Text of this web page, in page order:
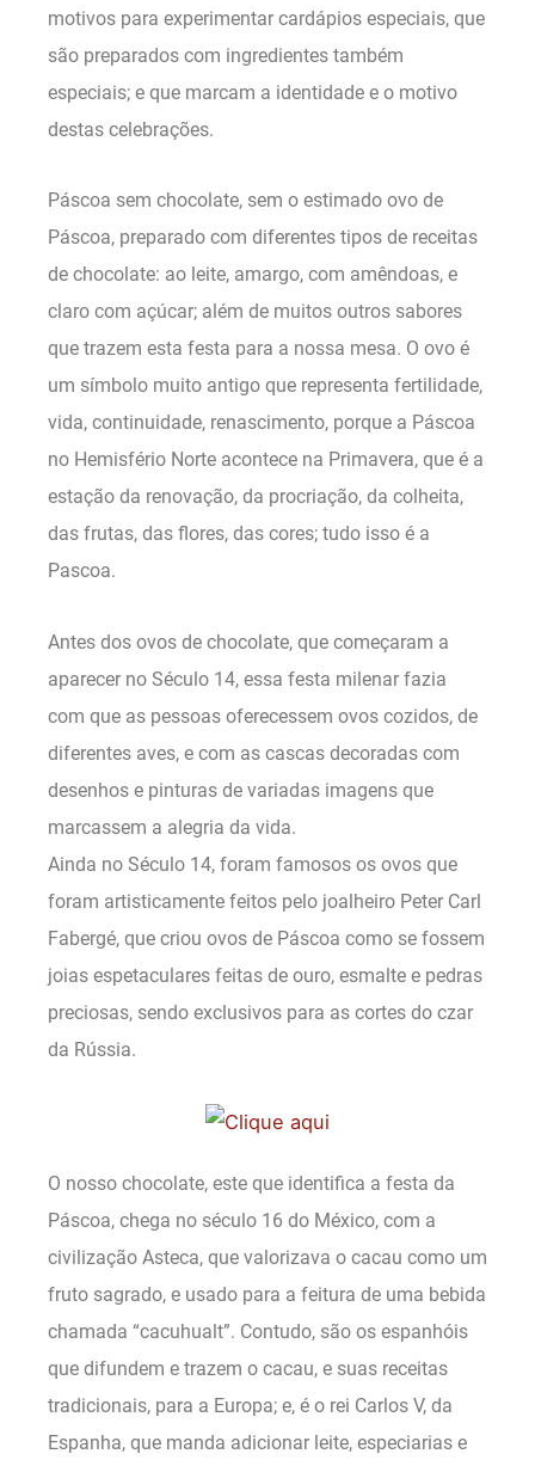
motivos para experimentar cardápios especiais, que
são preparados com ingredientes também
especiais; e que marcam a identidade e o motivo
destas celebrações.
Páscoa sem chocolate, sem o estimado ovo de
Páscoa, preparado com diferentes tipos de receitas
de chocolate: ao leite, amargo, com amêndoas, e
claro com açúcar; além de muitos outros sabores
que trazem esta festa para a nossa mesa. O ovo é
um símbolo muito antigo que representa fertilidade,
vida, continuidade, renascimento, porque a Páscoa
no Hemisfério Norte acontece na Primavera, que é a
estação da renovação, da procriação, da colheita,
das frutas, das flores, das cores; tudo isso é a
Pascoa.
Antes dos ovos de chocolate, que começaram a
aparecer no Século 14, essa festa milenar fazia
com que as pessoas oferecessem ovos cozidos, de
diferentes aves, e com as cascas decoradas com
desenhos e pinturas de variadas imagens que
marcassem a alegria da vida.
Ainda no Século 14, foram famosos os ovos que
foram artisticamente feitos pelo joalheiro Peter Carl
Fabergé, que criou ovos de Páscoa como se fossem
joias espetaculares feitas de ouro, esmalte e pedras
preciosas, sendo exclusivos para as cortes do czar
da Rússia.
O nosso chocolate, este que identifica a festa da
Páscoa, chega no século 16 do México, com a
civilização Asteca, que valorizava o cacau como um
fruto sagrado, e usado para a feitura de uma bebida
chamada “cacuhualt”. Contudo, são os espanhóis
que difundem e trazem o cacau, e suas receitas
tradicionais, para a Europa; e, é o rei Carlos V, da
Espanha, que manda adicionar leite, especiarias e